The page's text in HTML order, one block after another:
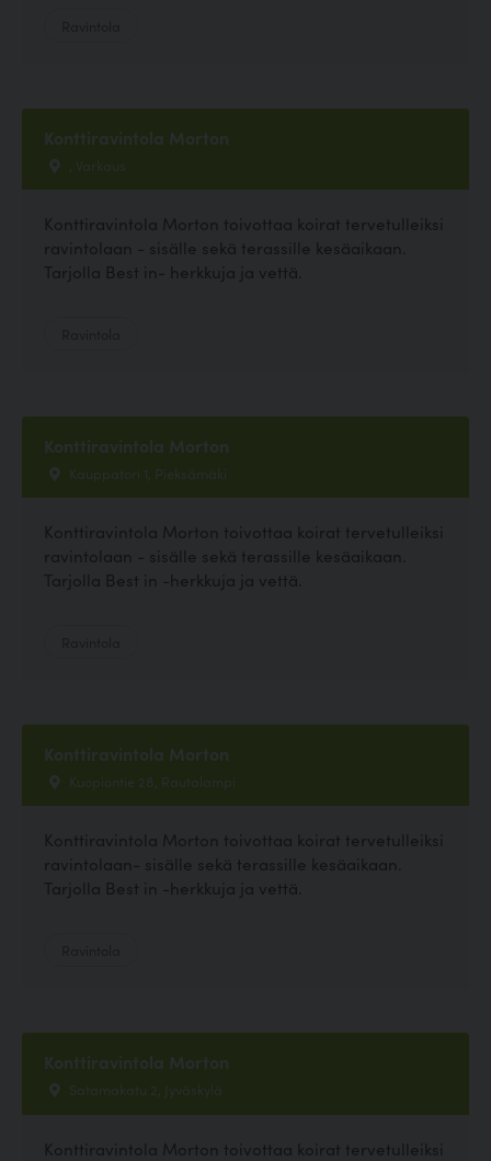
Konttiravintola Morton
, Varkaus
Konttiravintola Morton toivottaa koirat tervetulleiksi
ravintolaan - sisälle sekä terassille kesäaikaan.
Tarjolla Best in- herkkuja ja vettä.
Konttiravintola Morton
Kauppatori 1, Pieksämäki
Konttiravintola Morton toivottaa koirat tervetulleiksi
ravintolaan - sisälle sekä terassille kesäaikaan.
Tarjolla Best in -herkkuja ja vettä.
Konttiravintola Morton
Kuopiontie 28, Rautalampi
Konttiravintola Morton toivottaa koirat tervetulleiksi
ravintolaan- sisälle sekä terassille kesäaikaan.
Tarjolla Best in -herkkuja ja vettä.
Konttiravintola Morton
Satamakatu 2, Jyväskylä
Konttiravintola Morton toivottaa koirat tervetulleiksi